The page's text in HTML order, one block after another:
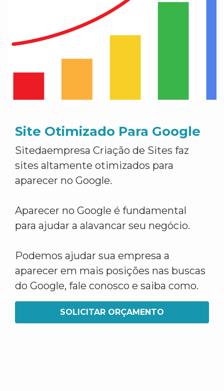
Site Otimizado Para Google
Sitedaempresa Criação de Sites faz
sites altamente otimizados para
aparecer no Google.
Aparecer no Google é fundamental
para ajudar a alavancar seu negócio.
Podemos ajudar sua empresa a
aparecer em mais posições nas buscas
do Google, fale conosco e saiba como.
SOLICITAR ORÇAMENTO